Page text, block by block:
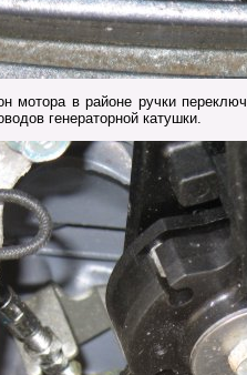
мотора в районе ручки
генераторной катушки.